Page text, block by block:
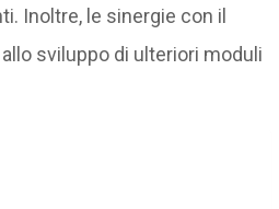
Inoltre, le sinergie con il
sviluppo di ulteriori moduli